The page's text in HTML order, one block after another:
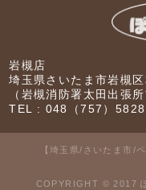
岩槻店
埼玉県さいたま市岩槻
（岩槻消防署太田出張所
TEL : 048（757）5828
【埼玉県/さいたま市/
COPYRIGHT © 2017